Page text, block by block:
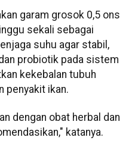
garam grosok 0,5 ons
sekali sebagai
suhu agar stabil,
probiotik pada sistem
kekebalan tubuh
penyakit ikan.
dengan obat herbal dan
katanya.